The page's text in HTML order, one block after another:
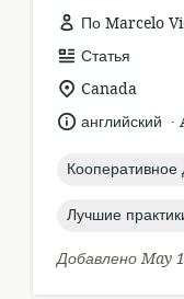
По Marcelo
формат
ресурса:
Статья
актуальное
Canada
язык:английский .
topic:
topic:
Лучшие
Добавлено May